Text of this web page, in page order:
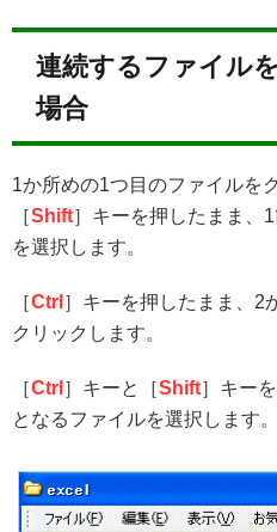
連続するファイル
場合
1か所めの1つ目のファイルを
［Shift］キーを押したまま、
を選択します。
［Ctrl ］キーを押したまま、2
クリックします。
［Ctrl ］キーと［Shift］キー
となるファイルを選択します。